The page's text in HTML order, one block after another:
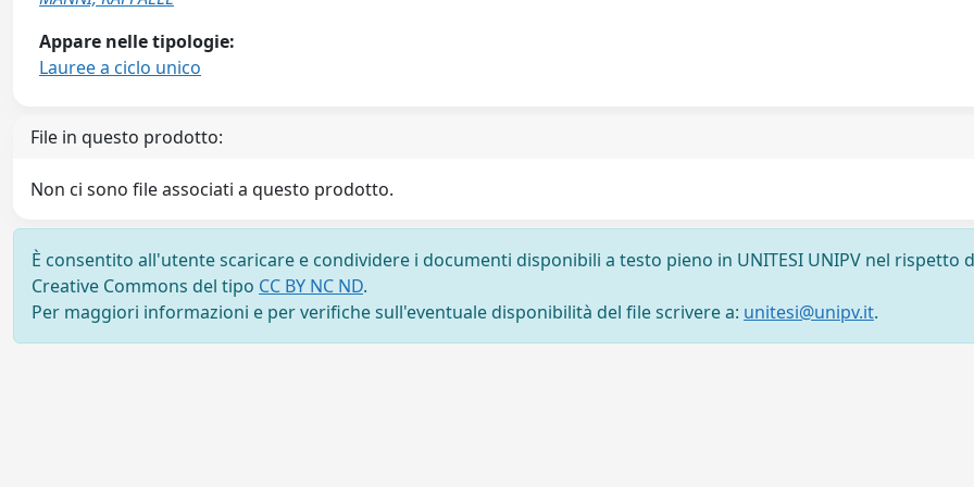
Appare nelle tipologie:
Lauree a ciclo unico
File in questo prodotto:
Non ci sono file associati a questo prodotto.
È consentito all'utente scaricare e condividere i documenti disponibili a testo pieno in UNITESI UNIPV nel rispetto
Creative Commons del tipo CC BY NC ND.
Per maggiori informazioni e per verifiche sull'eventuale disponibilità del file scrivere a: unitesi@unipv.it.